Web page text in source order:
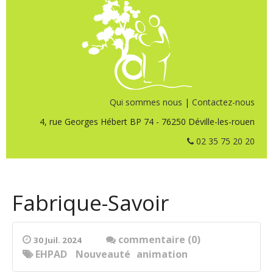
Qui sommes nous | Contactez-nous
4, rue Georges Hébert BP 74 - 76250 Déville-les-rouen
02 35 75 20 20
Fabrique-Savoir
30 Juil. 2024
commentaire (0)
animation
EHPAD Nouveauté